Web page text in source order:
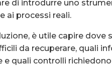
di introdurre uno
ai processi reali.
è utile capire dove
da recuperare, quali
quali controlli